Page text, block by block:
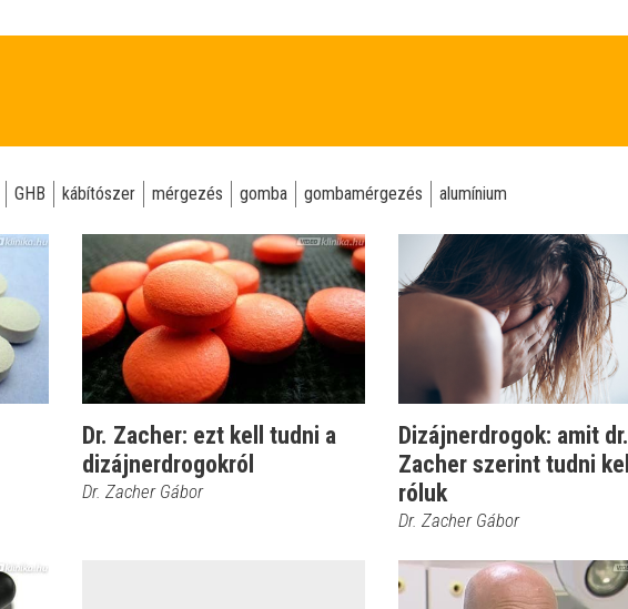
GHB kábítószer mérgezés gomba gombamérgezés alumínium
Dr. Zacher: ezt kell tudni a
dizájnerdrogokról
Dr. Zacher Gábor
Dizájnerdrogok: amit dr.
Zacher szerint tudni kell
róluk
Dr. Zacher Gábor